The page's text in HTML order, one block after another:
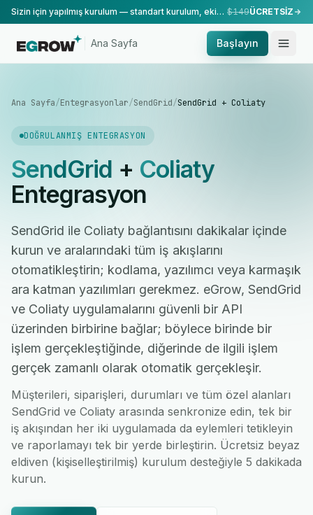
Sizin için yapılmış kurulum — standart kurulum, ekibimiz tarafından yapılır. $149ÜCRETSİZ
Ana Sayfa Başlayın
Ana Sayfa/Entegrasyonlar/SendGrid/SendGrid + Coliaty
DOĞRULANMIŞ ENTEGRASYON
SendGrid + Coliaty
Entegrasyon
SendGrid ile Coliaty bağlantısını dakikalar içinde
kurun ve aralarındaki tüm iş akışlarını
otomatikleştirin; kodlama, yazılımcı veya karmaşık
ara katman yazılımları gerekmez. eGrow, SendGrid
ve Coliaty uygulamalarını güvenli bir API
üzerinden birbirine bağlar; böylece birinde bir
işlem gerçekleştiğinde, diğerinde de ilgili işlem
gerçek zamanlı olarak otomatik gerçekleşir.
Müşterileri, siparişleri, durumları ve tüm özel alanları
SendGrid ve Coliaty arasında senkronize edin, tek bir
iş akışından her iki uygulamada da eylemleri tetikleyin
ve raporlamayı tek bir yerde birleştirin. Ücretsiz beyaz
eldiven (kişiselleştirilmiş) kurulum desteğiyle 5 dakikada
kurun.